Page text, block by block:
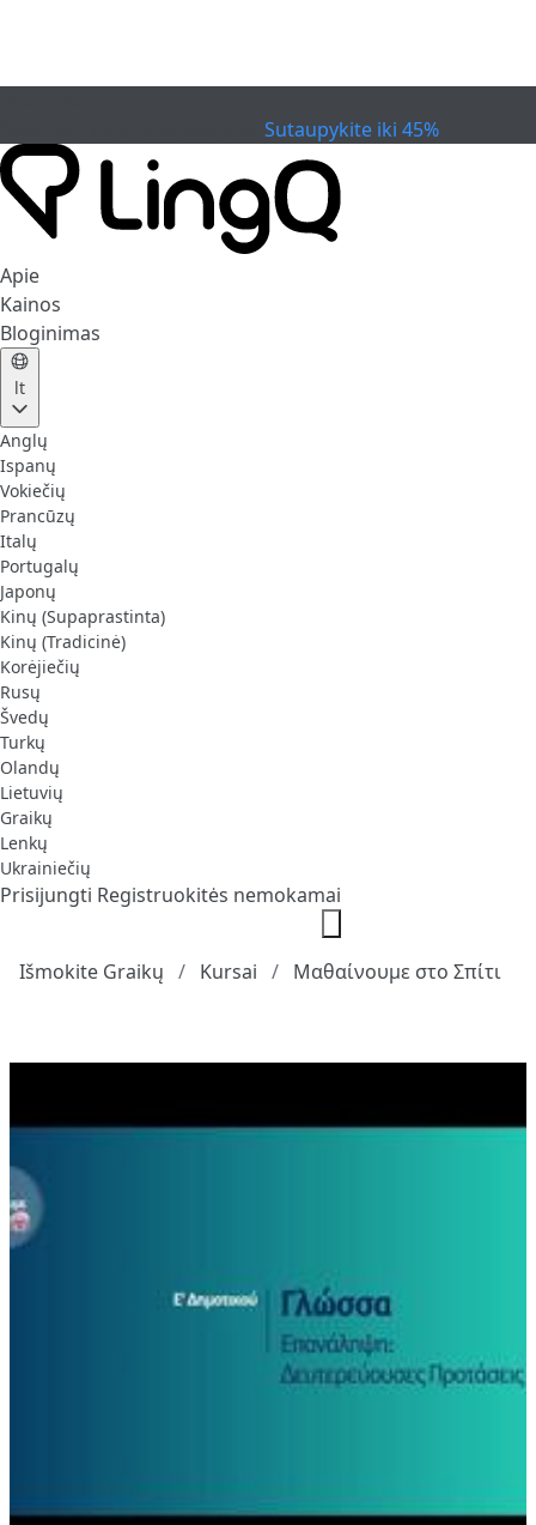
Sutaupykite iki 45%
Apie
Kainos
Bloginimas
lt
Anglų
Ispanų
Vokiečių
Prancūzų
Italų
Portugalų
Japonų
Kinų (Supaprastinta)
Kinų (Tradicinė)
Korėjiečių
Rusų
Švedų
Turkų
Olandų
Lietuvių
Graikų
Lenkų
Ukrainiečių
Prisijungti Registruokitės nemokamai
Išmokite Graikų Kursai Μαθαίνουμε στο Σπίτι